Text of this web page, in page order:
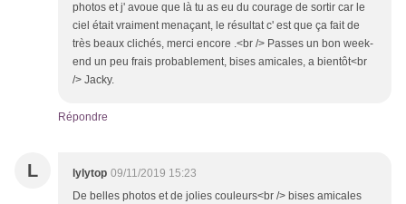
photos et j' avoue que là tu as eu du courage de sortir car le
ciel était vraiment menaçant, le résultat c' est que ça fait de
très beaux clichés, merci encore .<br /> Passes un bon week-
end un peu frais probablement, bises amicales, a bientôt<br
/> Jacky.
Répondre
L lylytop 09/11/2019 15:23
De belles photos et de jolies couleurs<br /> bises amicales